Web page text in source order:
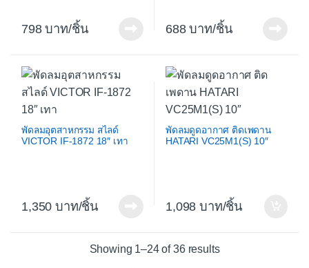
798 /ชิ้น 688 /ชิ้น
พัดลมอุตสาหกรรม สไลด์
VICTOR IF-1872 18″ เทา
1,350 /ชิ้น
พัดลมดูดอากาศ ติดเพดาน
HATARI VC25M1(S) 10″
1,098 /ชิ้น
Showing 1–24 of 36 resultsSorted by average